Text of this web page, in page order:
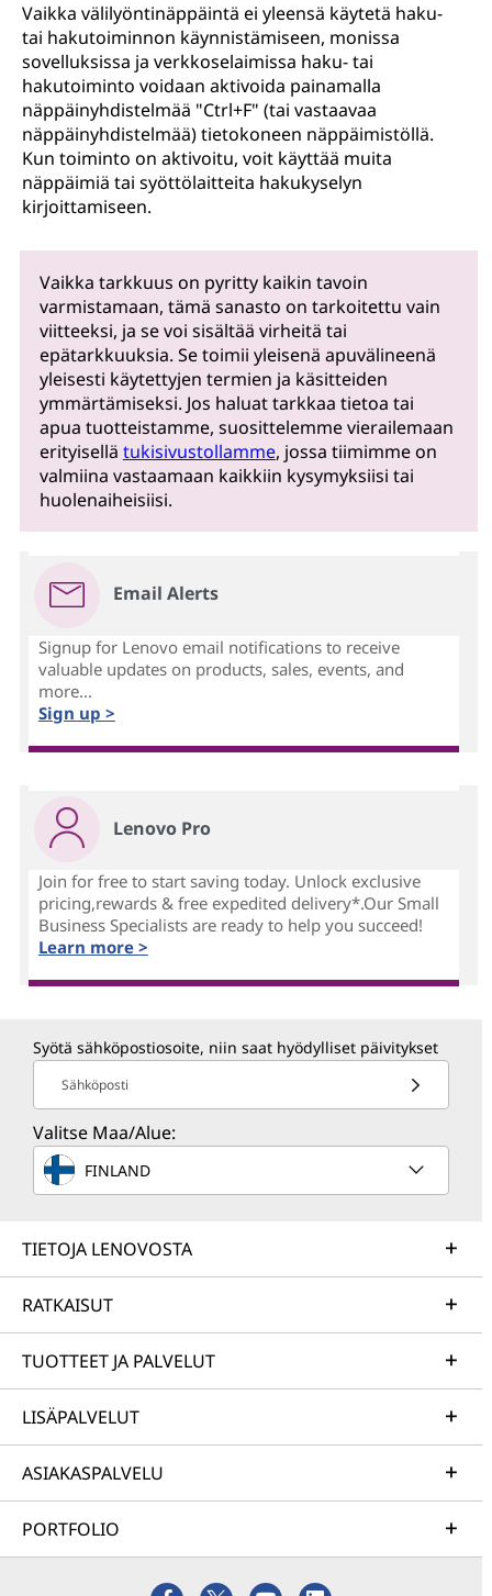
Vaikka välilyöntinäppäintä ei yleensä käytetä haku-
tai hakutoiminnon käynnistämiseen, monissa
sovelluksissa ja verkkoselaimissa haku- tai
hakutoiminto voidaan aktivoida painamalla
näppäinyhdistelmää "Ctrl+F" (tai vastaavaa
näppäinyhdistelmää) tietokoneen näppäimistöllä.
Kun toiminto on aktivoitu, voit käyttää muita
näppäimiä tai syöttölaitteita hakukyselyn
kirjoittamiseen.
Vaikka tarkkuus on pyritty kaikin tavoin
varmistamaan, tämä sanasto on tarkoitettu vain
viitteeksi, ja se voi sisältää virheitä tai
epätarkkuuksia. Se toimii yleisenä apuvälineenä
yleisesti käytettyjen termien ja käsitteiden
ymmärtämiseksi. Jos haluat tarkkaa tietoa tai
apua tuotteistamme, suosittelemme vierailemaan
erityisellä tukisivustollamme, jossa tiimimme on
valmiina vastaamaan kaikkiin kysymyksiisi tai
huolenaiheisiisi.
Email Alerts
Signup for Lenovo email notifications to receive
valuable updates on products, sales, events, and
more...
Sign up >
Lenovo Pro
Join for free to start saving today. Unlock exclusive
pricing,rewards & free expedited delivery*.Our Small
Business Specialists are ready to help you succeed!
Learn more >
Syötä sähköpostiosoite, niin saat hyödylliset päivitykset
Sähköposti
Valitse Maa/Alue:
FINLAND
TIETOJA LENOVOSTA
RATKAISUT
TUOTTEET JA PALVELUT
LISÄPALVELUT
ASIAKASPALVELU
PORTFOLIO